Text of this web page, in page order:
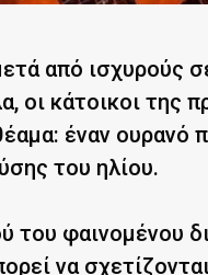
από ισχυρούς
οι κάτοικοι της
έναν ουρανό
του ηλίου.
του φαινομένου
να